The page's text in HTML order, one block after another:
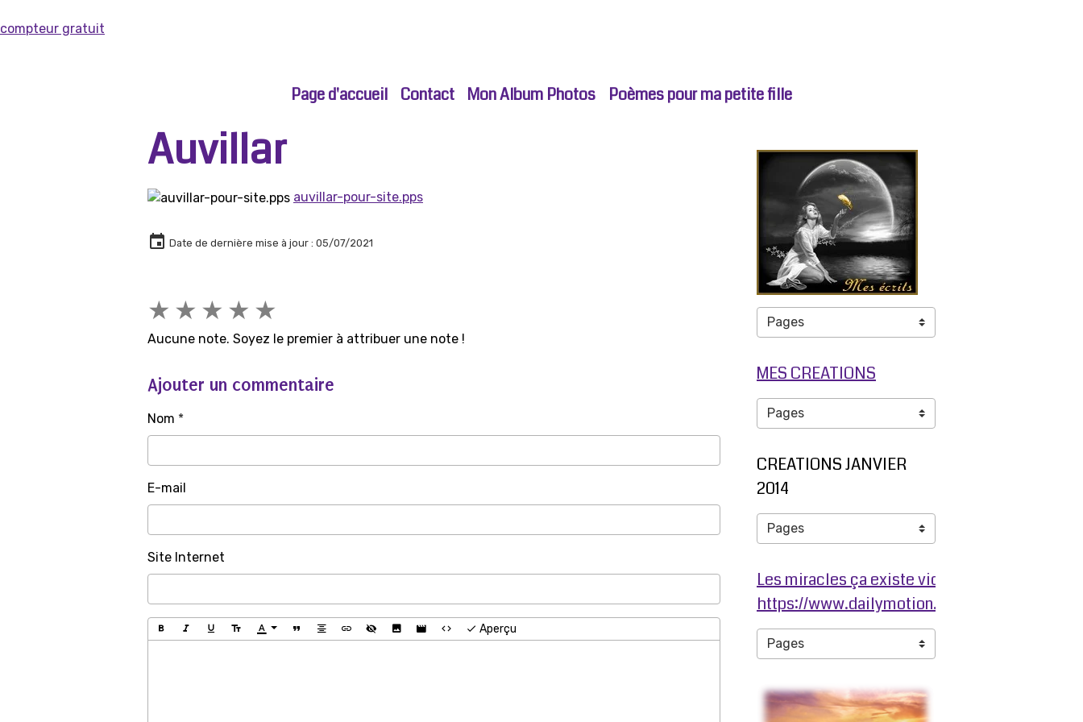
compteur gratuit
Page d'accueil Contact Mon Album Photos Poèmes pour ma petite fille
Auvillar
auvillar-pour-site.pps
Date de dernière mise à jour : 05/07/2021
★ ★ ★ ★ ★
Aucune note. Soyez le premier à attribuer une note !
Ajouter un commentaire
Nom
E-mail
Site Internet
Aperçu
MES CREATIONS
CREATIONS JANVIER
2014
Les miracles ça existe video ma jambe avant
https://www.dailymotion.com/video/